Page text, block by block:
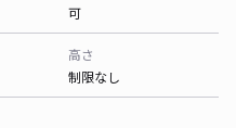
可
高さ
制限なし